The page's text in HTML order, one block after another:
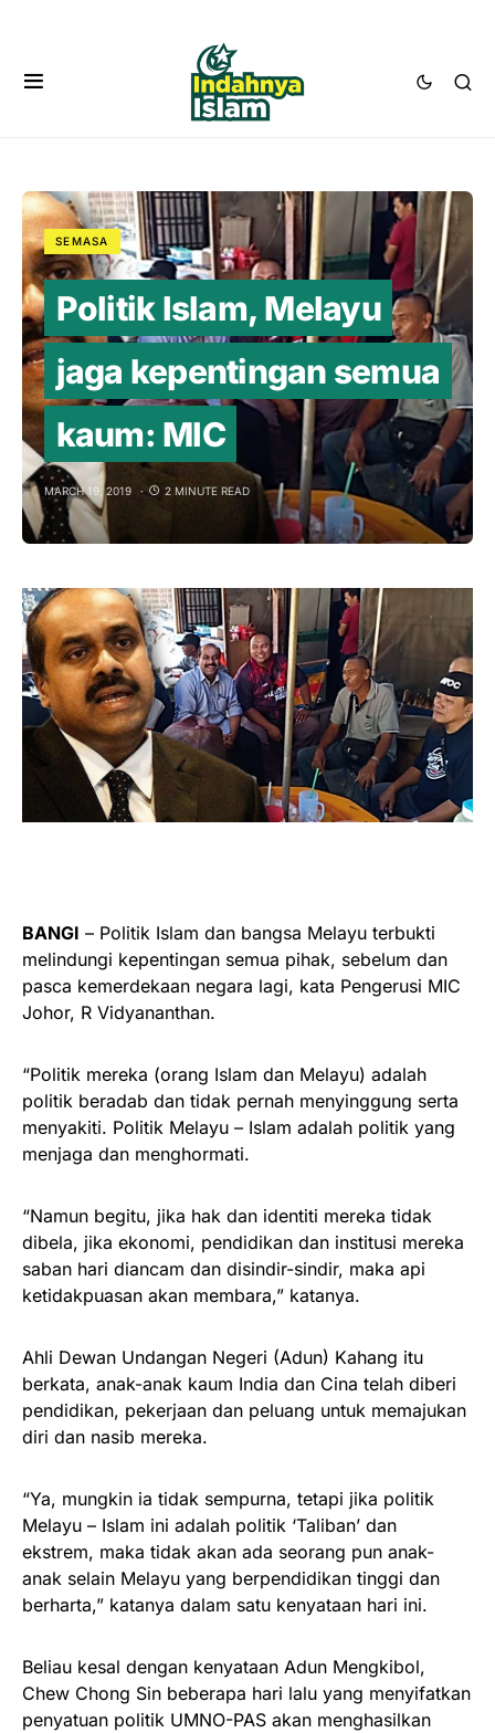
SEMASA
Politik Islam, Melayu
jaga kepentingan semua
kaum: MIC
MARCH 19, 2019 2 MINUTE READ
BANGI – Politik Islam dan bangsa Melayu terbukti
melindungi kepentingan semua pihak, sebelum dan
pasca kemerdekaan negara lagi, kata Pengerusi MIC
Johor, R Vidyananthan.
“Politik mereka (orang Islam dan Melayu) adalah
politik beradab dan tidak pernah menyinggung serta
menyakiti. Politik Melayu – Islam adalah politik yang
menjaga dan menghormati.
“Namun begitu, jika hak dan identiti mereka tidak
dibela, jika ekonomi, pendidikan dan institusi mereka
saban hari diancam dan disindir-sindir, maka api
ketidakpuasan akan membara,” katanya.
Ahli Dewan Undangan Negeri (Adun) Kahang itu
berkata, anak-anak kaum India dan Cina telah diberi
pendidikan, pekerjaan dan peluang untuk memajukan
diri dan nasib mereka.
“Ya, mungkin ia tidak sempurna, tetapi jika politik
Melayu – Islam ini adalah politik ‘Taliban’ dan
ekstrem, maka tidak akan ada seorang pun anak-
anak selain Melayu yang berpendidikan tinggi dan
berharta,” katanya dalam satu kenyataan hari ini.
Beliau kesal dengan kenyataan Adun Mengkibol,
Chew Chong Sin beberapa hari lalu yang menyifatkan
penyatuan politik UMNO-PAS akan menghasilkan